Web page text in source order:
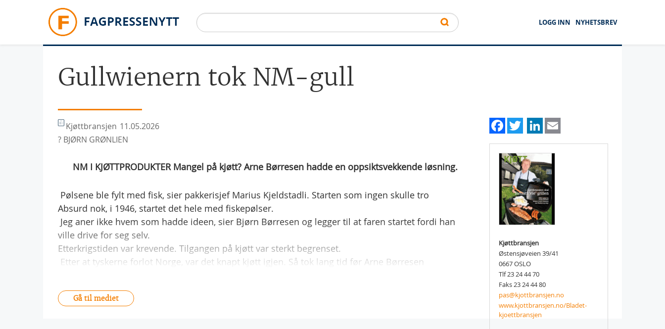
LOGG INN
NYHETSBREV
Gullwienern tok NM-gull
Kjøttbransjen 11.05.2026
? BJØRN GRØNLIEN
NM I KJØTTPRODUKTER Mangel på kjøtt? Arne Børresen hadde en oppsiktsvekkende løsning.
 Pølsene ble fylt med fisk, sier pakkerisjef Marius Kjeldstadli. Starten som ingen skulle tro
Absurd nok, i 1946, startet det hele med fiskepølser.
 Jeg aner ikke hvem som hadde ideen, sier Bjørn Børresen og legger til at faren startet fordi han
ville drive for seg selv.
Etterkrigstiden var krevende. Tilgangen på kjøtt var sterkt begrenset.
 Etter at tyskerne forlot Norge, var det knapt kjøtt igjen. Så tok lang tid før Arne Børresen
Gå til mediet
Facebook
TwitterLinkedIn
Kjøttbransjen
Østensjøveien 39/41
0667 OSLO
Tlf 23 24 44 70
Faks 23 24 44 80
pas@kjottbransjen.no
www.kjottbransjen.no/Bladet-
kjoettbransjen